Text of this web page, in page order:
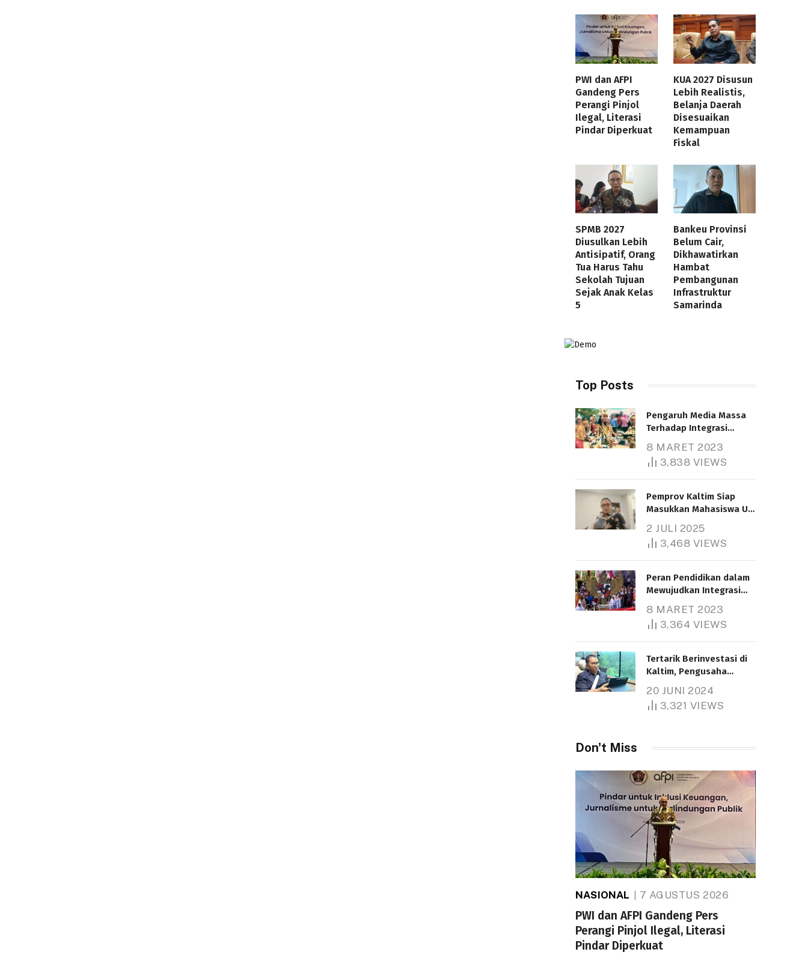
PWI dan AFPI
Gandeng Pers
Perangi Pinjol
Ilegal, Literasi
Pindar Diperkuat
KUA 2027 Disusun
Lebih Realistis,
Belanja Daerah
Disesuaikan
Kemampuan
Fiskal
SPMB 2027
Diusulkan Lebih
Antisipatif, Orang
Tua Harus Tahu
Sekolah Tujuan
Sejak Anak Kelas
5
Bankeu Provinsi
Belum Cair,
Dikhawatirkan
Hambat
Pembangunan
Infrastruktur
Samarinda
Top Posts
Pengaruh Media Massa
Terhadap Integrasi
8 MARET 2023
3,838 VIEWS
Pemprov Kaltim Siap
Masukkan Mahasiswa UT
Bantuan Pendidikan
Gratispol
2 JULI 2025
3,468 VIEWS
Peran Pendidikan dalam
Mewujudkan Integrasi
8 MARET 2023
3,364 VIEWS
Tertarik Berinvestasi di
Kaltim, Pengusaha
1.000 Hektare
20 JUNI 2024
3,321 VIEWS
Don't Miss
NASIONAL 7 AGUSTUS 2026
PWI dan AFPI Gandeng Pers
Perangi Pinjol Ilegal, Literasi
Pindar Diperkuat